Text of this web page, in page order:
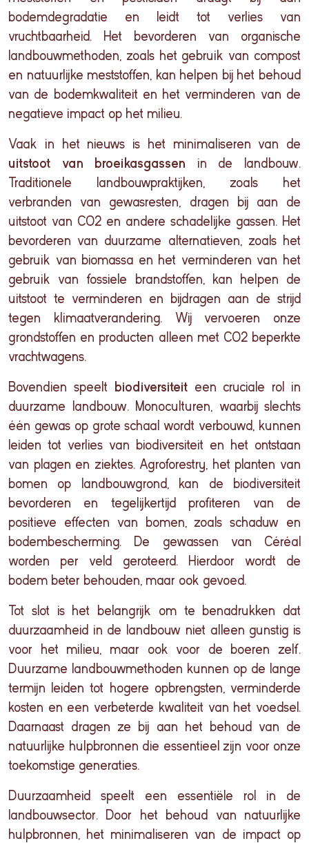
bodemdegradatie en leidt tot verlies van
vruchtbaarheid. Het bevorderen van organische
landbouwmethoden, zoals het gebruik van compost
en natuurlijke meststoffen, kan helpen bij het behoud
van de bodemkwaliteit en het verminderen van de
negatieve impact op het milieu.
Vaak in het nieuws is het minimaliseren van de
uitstoot van broeikasgassen in de landbouw.
Traditionele landbouwpraktijken, zoals het
verbranden van gewasresten, dragen bij aan de
uitstoot van CO2 en andere schadelijke gassen. Het
bevorderen van duurzame alternatieven, zoals het
gebruik van biomassa en het verminderen van het
gebruik van fossiele brandstoffen, kan helpen de
uitstoot te verminderen en bijdragen aan de strijd
tegen klimaatverandering. Wij vervoeren onze
grondstoffen en producten alleen met CO2 beperkte
vrachtwagens.
Bovendien speelt biodiversiteiteen cruciale rol in
duurzame landbouw. Monoculturen, waarbij slechts
één gewas op grote schaal wordt verbouwd, kunnen
leiden tot verlies van biodiversiteit en het ontstaan
van plagen en ziektes. Agroforestry, het planten van
bomen op landbouwgrond, kan de biodiversiteit
bevorderen en tegelijkertijd profiteren van de
positieve effecten van bomen, zoals schaduw en
bodembescherming. De gewassen van Céréal
worden per veld geroteerd. Hierdoor wordt de
bodem beter behouden, maar ook gevoed.
Tot slot is het belangrijk om te benadrukken dat
duurzaamheid in de landbouw niet alleen gunstig is
voor het milieu, maar ook voor de boeren zelf.
Duurzame landbouwmethoden kunnen op de lange
termijn leiden tot hogere opbrengsten, verminderde
kosten en een verbeterde kwaliteit van het voedsel.
Daarnaast dragen ze bij aan het behoud van de
natuurlijke hulpbronnen die essentieel zijn voor onze
toekomstige generaties.
Duurzaamheid speelt een essentiële rol in de
landbouwsector. Door het behoud van natuurlijke
hulpbronnen, het minimaliseren van de impact op